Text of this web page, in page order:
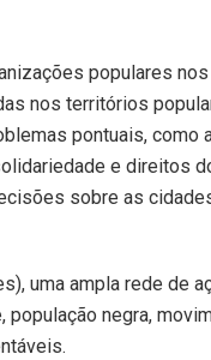
populares
nos territórios
pontuais, como
e direitos
sobre as
uma ampla rede de
negra,